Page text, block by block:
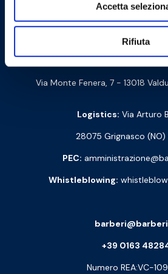
Accetta
Rifiuta
Contact us
Barberi Rubinetterie Industriali
Via Monte Fenera, 7 - 13018
Logistics: Via Arturo
28075 Grignasco (NO)
PEC:
Whistleblowing:
+39 0163
Numero REA:VC-